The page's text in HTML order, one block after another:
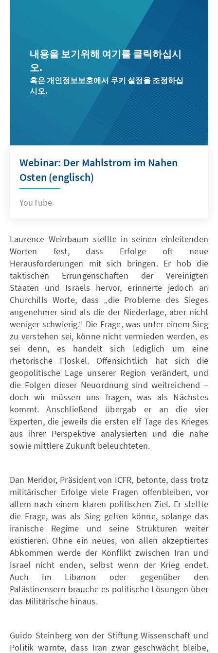
내용을 보기위해 여기를 클릭하십시
오.
혹은 개인정보보호에서 쿠키 설정을 조정하십
시오.
Webinar: Der Mahlstrom im Nahen
Osten (englisch)
YouTube
Laurence Weinbaum stellte in seinen einleitenden
Worten fest, dass Erfolge oft neue
Herausforderungen mit sich bringen. Er hob die
taktischen Errungenschaften der Vereinigten
Staaten und Israels hervor, erinnerte jedoch an
Churchills Worte, dass „die Probleme des Sieges
angenehmer sind als die der Niederlage, aber nicht
weniger schwierig.“ Die Frage, was unter einem Sieg
zu verstehen sei, könne nicht vermieden werden, es
sei denn, es handelt sich lediglich um eine
rhetorische Floskel. Offensichtlich hat sich die
geopolitische Lage unserer Region verändert, und
die Folgen dieser Neuordnung sind weitreichend –
doch wir müssen uns fragen, was als Nächstes
kommt. Anschließend übergab er an die vier
Experten, die jeweils die ersten elf Tage des Krieges
aus ihrer Perspektive analysierten und die nahe
sowie mittlere Zukunft beleuchteten.
Dan Meridor, Präsident von ICFR, betonte, dass trotz
militärischer Erfolge viele Fragen offenbleiben, vor
allem nach einem klaren politischen Ziel. Er stellte
die Frage, was als Sieg gelten könne, solange das
iranische Regime und seine Strukturen weiter
existieren. Ohne ein neues, von allen akzeptiertes
Abkommen werde der Konflikt zwischen Iran und
Israel nicht enden, selbst wenn der Krieg endet.
Auch im Libanon oder gegenüber den
Palästinensern brauche es politische Lösungen über
das Militärische hinaus.
Guido Steinberg von der Stiftung Wissenschaft und
Politik warnte, dass Iran zwar geschwächt bleibe,